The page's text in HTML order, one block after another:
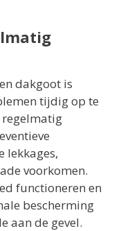
dakgoot is
tijdig op te
regelmatig
lekkages,
voorkomen.
functioneren en
bescherming
aan de gevel.